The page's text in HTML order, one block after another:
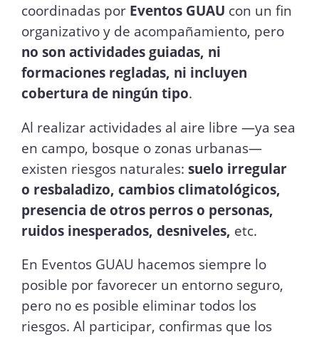
coordinadas por Eventos GUAU con un fin
organizativo y de acompañamiento, pero
no son actividades guiadas, ni
formaciones regladas, ni incluyen
cobertura de ningún tipo.
Al realizar actividades al aire libre —ya sea
en campo, bosque o zonas urbanas—
existen riesgos naturales: suelo irregular
o resbaladizo, cambios climatológicos,
presencia de otros perros o personas,
ruidos inesperados, desniveles, etc.
En Eventos GUAU hacemos siempre lo
posible por favorecer un entorno seguro,
pero no es posible eliminar todos los
riesgos. Al participar, confirmas que los